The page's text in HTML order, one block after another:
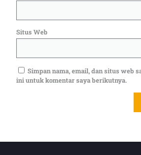
Situs Web
Simpan nama, email, dan situs web
ini untuk komentar saya berikutnya.